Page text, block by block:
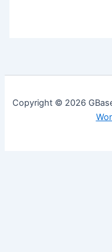
Copyright © 2026